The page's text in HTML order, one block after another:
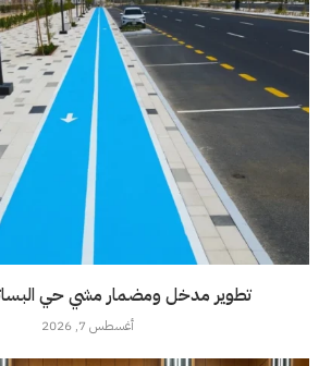
تطوير مدخل ومضمار مشي حي
أغسطس 7, 2026